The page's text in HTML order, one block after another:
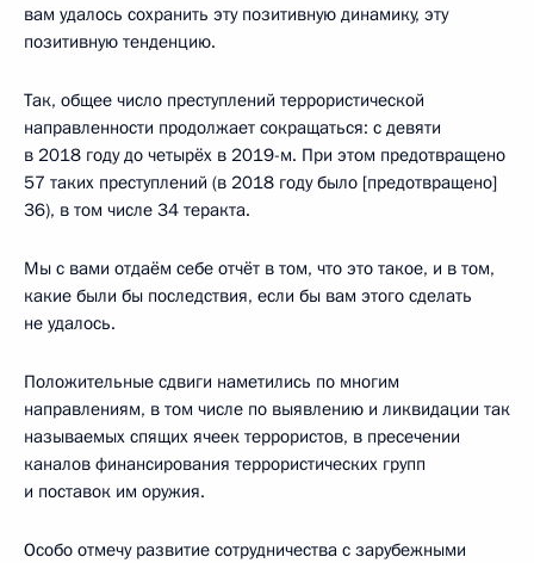
вам удалось сохранить эту позитивную динамику, эту
позитивную тенденцию.
Так, общее число преступлений террористической
направленности продолжает сокращаться: с девяти
в 2018 году до четырёх в 2019-м. При этом предотвращено
57 таких преступлений (в 2018 году было [предотвращено]
36), в том числе 34 теракта.
Мы с вами отдаём себе отчёт в том, что это такое, и в том,
какие были бы последствия, если бы вам этого сделать
не удалось.
Положительные сдвиги наметились по многим
направлениям, в том числе по выявлению и ликвидации так
называемых спящих ячеек террористов, в пресечении
каналов финансирования террористических групп
и поставок им оружия.
Особо отмечу развитие сотрудничества с зарубежными